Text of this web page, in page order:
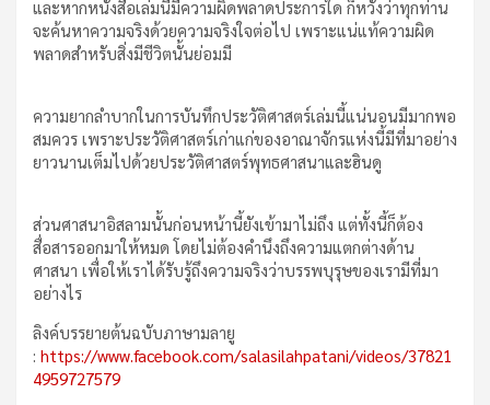
และหากหนังสือเล่มนี้มีความผิดพลาดประการใด ก็หวังว่าทุกท่าน
จะค้นหาความจริงด้วยความจริงใจต่อไป เพราะแน่แท้ความผิด
พลาดสำหรับสิ่งมีชีวิตนั้นย่อมมี
ความยากลำบากในการบันทึกประวัติศาสตร์เล่มนี้แน่นอนมีมากพอ
สมควร เพราะประวัติศาสตร์เก่าแก่ของอาณาจักรแห่งนี้มีที่มาอย่าง
ยาวนานเต็มไปด้วยประวัติศาสตร์พุทธศาสนาและฮินดู
ส่วนศาสนาอิสลามนั้นก่อนหน้านี้ยังเข้ามาไม่ถึง แต่ทั้งนี้ก็ต้อง
สื่อสารออกมาให้หมด โดยไม่ต้องคำนึงถึงความแตกต่างด้าน
ศาสนา เพื่อให้เราได้รับรู้ถึงความจริงว่าบรรพบุรุษของเรามีที่มา
อย่างไร
ลิงค์บรรยายต้นฉบับภาษามลายู
: https://www.facebook.com/salasilahpatani/videos/37821
4959727579